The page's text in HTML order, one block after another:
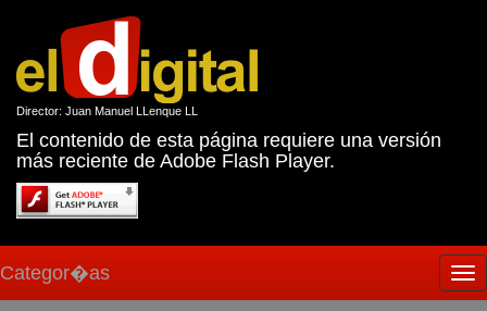
Director: Juan Manuel LLenque LL
El contenido de esta página requiere una versión
más reciente de Adobe Flash Player.
Categor�as